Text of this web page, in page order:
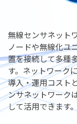
無線センサネット
ノードや無線化ユ
置を接続して多種
す。 ネットワーク
導入・運用コスト
ンサネットワーク
して活用できます。